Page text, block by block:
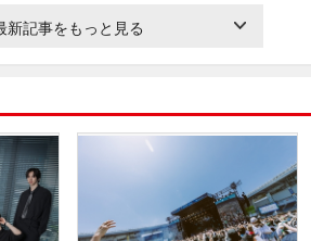
新記事をもっと見る